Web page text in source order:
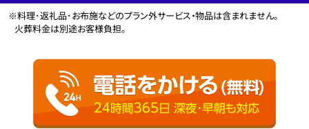
※料理･返礼品･お布施などのプラン外サービス・物品は含まれません。
火葬料金は別途お客様負担。